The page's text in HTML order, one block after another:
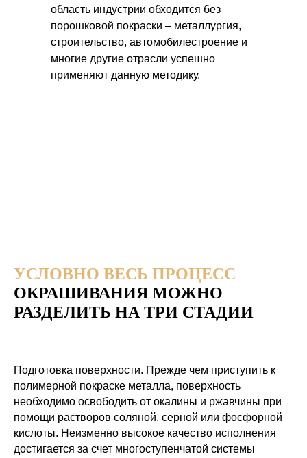
область индустрии обходится без
порошковой покраски – металлургия,
строительство, автомобилестроение и
многие другие отрасли успешно
применяют данную методику.
УСЛОВНО ВЕСЬ ПРОЦЕСС
ОКРАШИВАНИЯ МОЖНО
РАЗДЕЛИТЬ НА ТРИ СТАДИИ
Подготовка поверхности. Прежде чем приступить к
полимерной покраске металла, поверхность
необходимо освободить от окалины и ржавчины при
помощи растворов соляной, серной или фосфорной
кислоты. Неизменно высокое качество исполнения
достигается за счет многоступенчатой системы